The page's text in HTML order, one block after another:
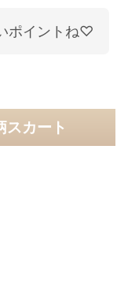
ポイントね♡
スカート